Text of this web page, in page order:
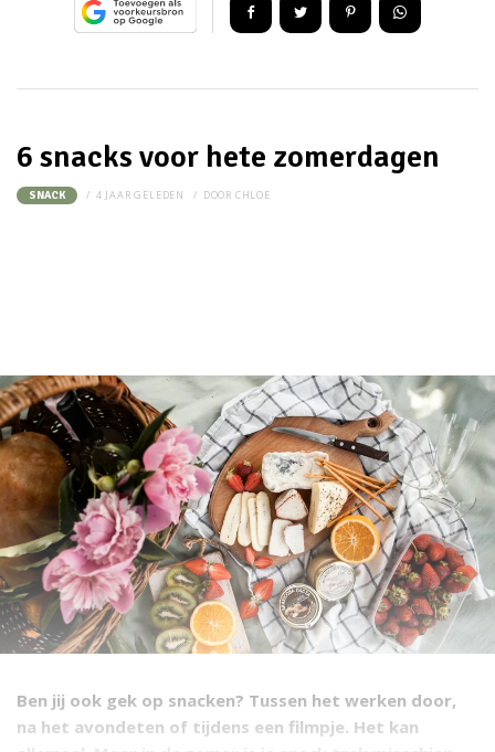
6 snacks voor hete zomerdagen
SNACK 4 JAAR GELEDEN DOOR CHLOE
Ben jij ook gek op snacken? Tussen het werken door,
na het avondeten of tijdens een filmpje. Het kan